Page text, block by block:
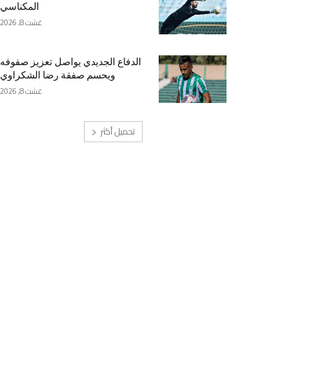
المكناسي
غشت 8, 2026
الدفاع الجديدي يواصل تعزيز صفوفه
ويحسم صفقة رضا الشكراوي
غشت 8, 2026
تحميل أكثر